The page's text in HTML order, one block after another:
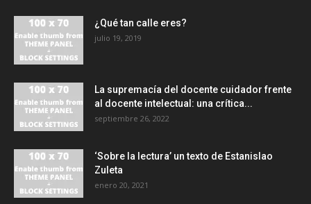
¿Qué tan calle eres?
julio 19, 2019
La supremacía del docente cuidador frente
al docente intelectual: una crítica...
septiembre 26, 2022
‘Sobre la lectura’ un texto de Estanislao
Zuleta
enero 20, 2021